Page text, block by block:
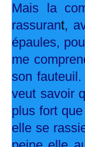
Mais la
rassurant,
épaules,
me
son
veut savoir
plus fort
elle se